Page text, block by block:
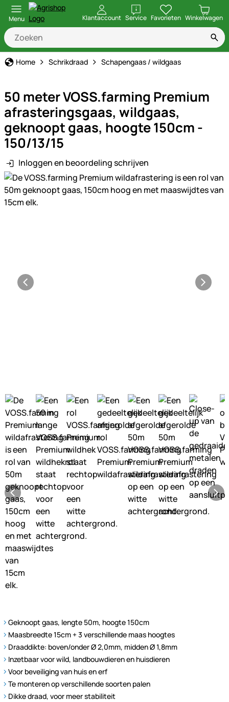
Menu Klantaccount ServiceopenenFavorieten Winkelwagen
Home Schrikdraad Schapengaas / wildgaas
50 meter VOSS.farming Premium
afrasteringsgaas, wildgaas,
geknoopt gaas, hoogte 150cm -
150/13/15
Inloggen en beoordeling schrijven
Productgalerij
Geknoopt gaas, lengte 50m, hoogte 150cm
Maasbreedte 15cm + 3 verschillende maas hoogtes
Draaddikte: boven/onder Ø 2,0mm, midden Ø 1,8mm
Inzetbaar voor wild, landbouwdieren en huisdieren
Voor beveiliging van huis en erf
Te monteren op verschillende soorten palen
Dikke draad, voor meer stabiliteit